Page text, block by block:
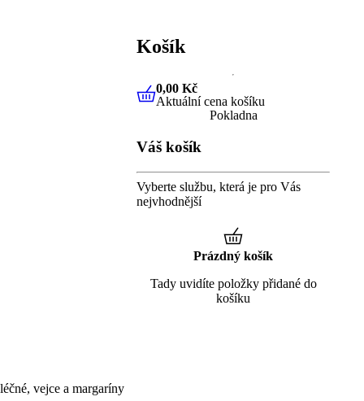
vejce a margaríny
Košík
0,00 KčAktuální cena košíku
0,00 Kč
Aktuální cena košíku
Pokladna
Váš košík
Vyberte službu, která je pro Vás
nejvhodnější
Prázdný košík
Tady uvidíte položky přidané do
košíku